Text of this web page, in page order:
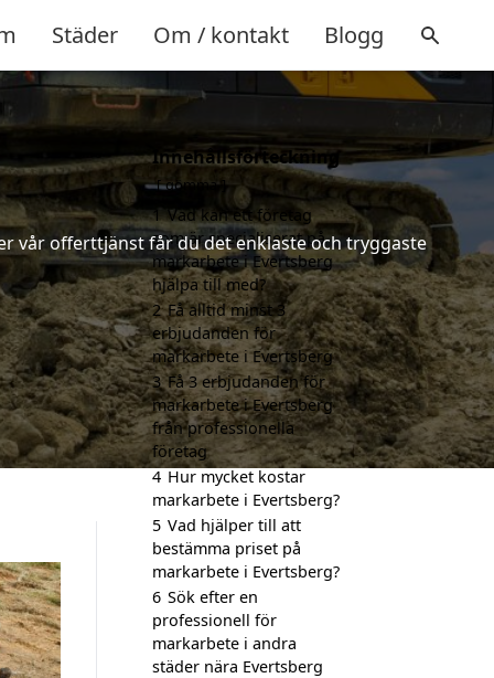
Städer Om / kontakt Blogg
vår offerttjänst får du det enklaste och tryggaste
Innehållsförteckning
gömma
1 Vad kan ett företag
som är specialiserat på
markarbete i Evertsberg
hjälpa till med?
2 Få alltid minst 3
erbjudanden för
markarbete i Evertsberg
3 Få 3 erbjudanden för
markarbete i Evertsberg
från professionella
företag
4 Hur mycket kostar
markarbete i Evertsberg?
5 Vad hjälper till att
bestämma priset på
markarbete i Evertsberg?
6 Sök efter en
professionell för
markarbete i andra
städer nära Evertsberg